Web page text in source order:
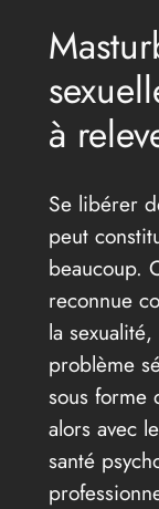
à
Se libérer
peut
beaucoup.
reconnue
la
problème
sous forme
alors avec
santé